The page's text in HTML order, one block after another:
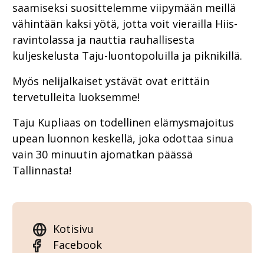
saamiseksi suosittelemme viipymään meillä
vähintään kaksi yötä, jotta voit vierailla Hiis-
ravintolassa ja nauttia rauhallisesta
kuljeskelusta Taju-luontopoluilla ja piknikillä.
Myös nelijalkaiset ystävät ovat erittäin
tervetulleita luoksemme!
Taju Kupliaas on todellinen elämysmajoitus
upean luonnon keskellä, joka odottaa sinua
vain 30 minuutin ajomatkan päässä
Tallinnasta!
Kotisivu
Facebook